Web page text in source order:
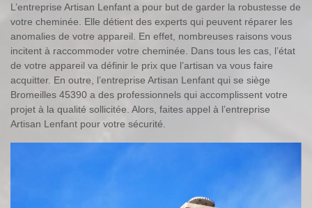
L’entreprise Artisan Lenfant a pour but de garder la robustesse de
votre cheminée. Elle détient des experts qui peuvent réparer les
anomalies de votre appareil. En effet, nombreuses raisons vous
incitent à raccommoder votre cheminée. Dans tous les cas, l’état
de votre appareil va définir le prix que l’artisan va vous faire
acquitter. En outre, l’entreprise Artisan Lenfant qui se siège
Bromeilles 45390 a des professionnels qui accomplissent votre
projet à la qualité sollicitée. Alors, faites appel à l’entreprise
Artisan Lenfant pour votre sécurité.